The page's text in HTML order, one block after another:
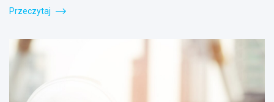
Przeczytaj